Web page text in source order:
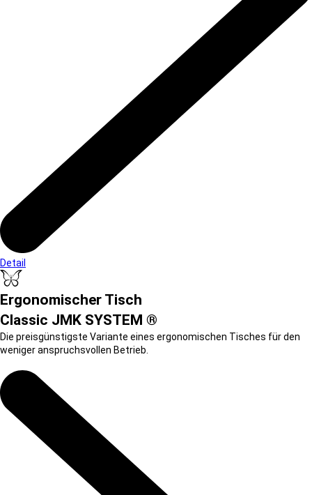
Detail
Ergonomischer Tisch
Classic JMK SYSTEM ®
Die preisgünstigste Variante eines ergonomischen Tisches für den
weniger anspruchsvollen Betrieb.